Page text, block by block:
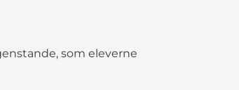
som eleverne